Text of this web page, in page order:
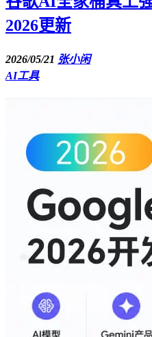
2026更新
2026/05/21 张小闲
AI工具